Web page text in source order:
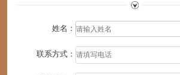
姓名：
联系方式：